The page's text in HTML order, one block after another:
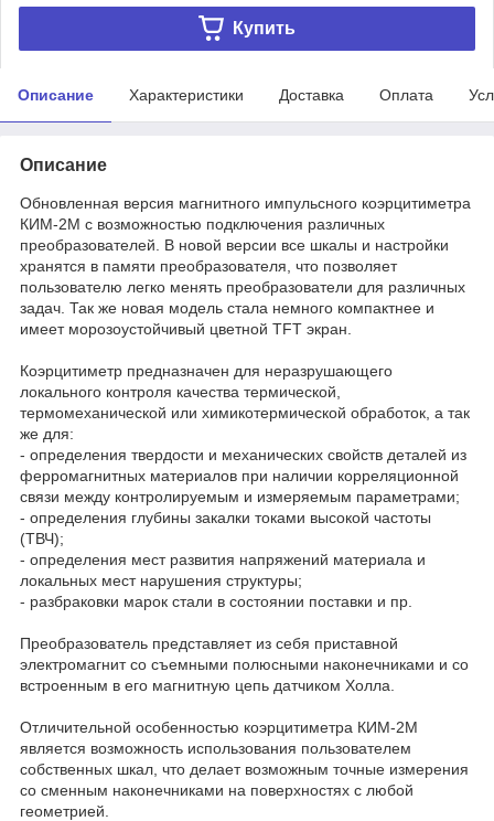
Купить
Описание Характеристики Доставка Оплата
Описание
Обновленная версия магнитного импульсного коэрцитиметра
КИМ-2М с возможностью подключения различных
преобразователей. В новой версии все шкалы и настройки
хранятся в памяти преобразователя, что позволяет
пользователю легко менять преобразователи для различных
задач. Так же новая модель стала немного компактнее и
имеет морозоустойчивый цветной TFT экран.
Коэрцитиметр предназначен для неразрушающего
локального контроля качества термической,
термомеханической или химикотермической обработок, а так
же для:
- определения твердости и механических свойств деталей из
ферромагнитных материалов при наличии корреляционной
связи между контролируемым и измеряемым параметрами;
- определения глубины закалки токами высокой частоты
(ТВЧ);
- определения мест развития напряжений материала и
локальных мест нарушения структуры;
- разбраковки марок стали в состоянии поставки и пр.
Преобразователь представляет из себя приставной
электромагнит со съемными полюсными наконечниками и со
встроенным в его магнитную цепь датчиком Холла.
Отличительной особенностью коэрцитиметра КИМ-2М
является возможность использования пользователем
собственных шкал, что делает возможным точные измерения
со сменным наконечниками на поверхностях с любой
геометрией.